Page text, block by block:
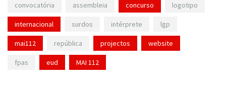
convocatória assembleia concurso logotipo
internacional surdos intérprete lgp
mai112 república projectos website
fpas eud MAI 112